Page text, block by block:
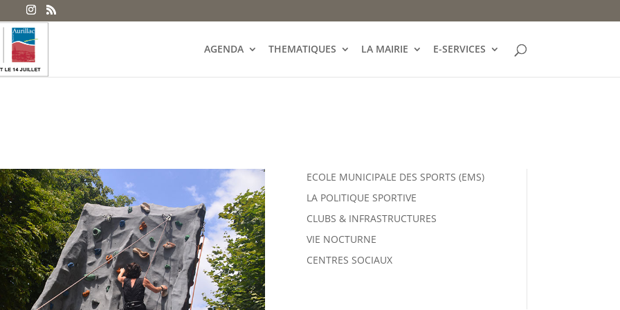
AGENDA THEMATIQUES LA MAIRIE E-SERVICES
ECOLE MUNICIPALE DES SPORTS (EMS)
LA POLITIQUE SPORTIVE
CLUBS & INFRASTRUCTURES
VIE NOCTURNE
CENTRES SOCIAUX